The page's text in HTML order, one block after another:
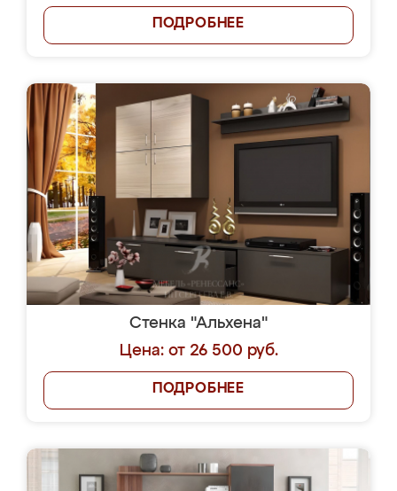
ПОДРОБНЕЕ
Стенка "Альхена"
Цена: от 26 500 руб.
ПОДРОБНЕЕ